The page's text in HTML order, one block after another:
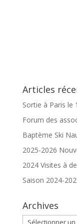
Articles
Sortie à Paris le
Forum des
Baptème Ski
2025-2026
2024 Visites à
Saison 2024-
Archives
Archives